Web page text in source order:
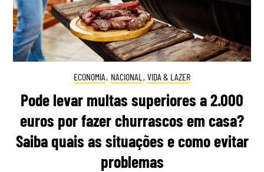
ECONOMIA, NACIONAL , VIDA & LAZER
Pode levar multas superiores a 2.000
euros por fazer churrascos em casa?
Saiba quais as situações e como evitar
problemas